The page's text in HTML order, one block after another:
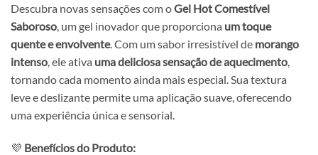
Descubra novas sensações com oGel Hot Comestível
Saboroso , um gel inovador que proporciona um toque
quente e envolvente. Com um sabor irresistível de morango
intenso , ele ativa uma deliciosa sensação de aquecimento
tornando cada momento ainda mais especial. Sua textura
leve e deslizante permite uma aplicação suave, oferecendo
uma experiência única e sensorial.
💜 Benefícios do Produto: